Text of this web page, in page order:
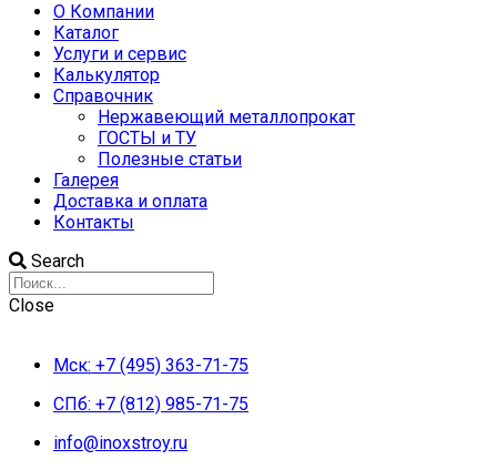
О Компании
Каталог
Услуги и сервис
Калькулятор
Справочник
Нержавеющий металлопрокат
ГОСТЫ и ТУ
Полезные статьи
Галерея
Доставка и оплата
Контакты
Search
Close
Мск: +7 (495) 363-71-75
СПб: +7 (812) 985-71-75
info@inoxstroy.ru